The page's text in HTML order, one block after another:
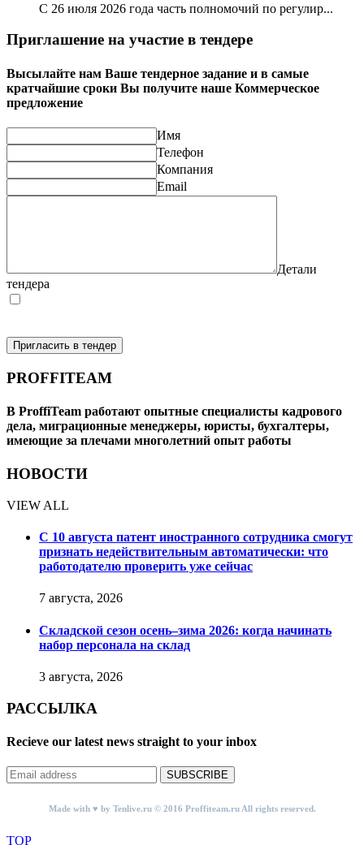
С 26 июля 2026 года часть полномочий по регулир...
Приглашение на участие в тендере
Высылайте нам Ваше тендерное задание и в самые
кратчайшие сроки Вы получите наше Коммерческое
предложение
Имя
Телефон
Компания
Email
Детали
тендера
Пригласить в тендер
PROFFITEAM
В ProffiTeam работают опытные специалисты кадрового
дела, миграционные менеджеры, юристы, бухгалтеры,
имеющие за плечами многолетний опыт работы
НОВОСТИ
VIEW ALL
С 10 августа патент иностранного сотрудника смогут
признать недействительным автоматически: что
работодателю проверить уже сейчас
7 августа, 2026
Складской сезон осень–зима 2026: когда начинать
набор персонала на склад
3 августа, 2026
РАССЫЛКА
Recieve our latest news straight to your inbox
SUBSCRIBE
Made with ♥ by Tenlive.ru © 2016 Proffiteam.ru All rights reserved.
TOP